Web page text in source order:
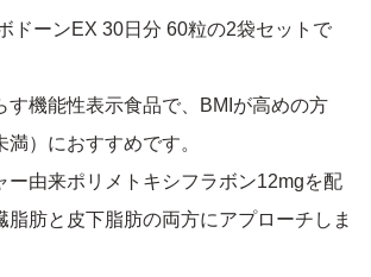
ドーンEX 30日分 60粒の2袋セットで
す機能性表示食品で、BMIが高めの方
満）におすすめです。
ー由来ポリメトキシフラボン12mgを配
脂肪と皮下脂肪の両方にアプローチしま